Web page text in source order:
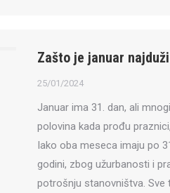
Zašto je januar
25/01/2024
Januar ima 31. dan, ali
polovina kada prođu
Iako oba meseca imaju po
godini, zbog užurbanosti i
potrošnju stanovništva. Sve